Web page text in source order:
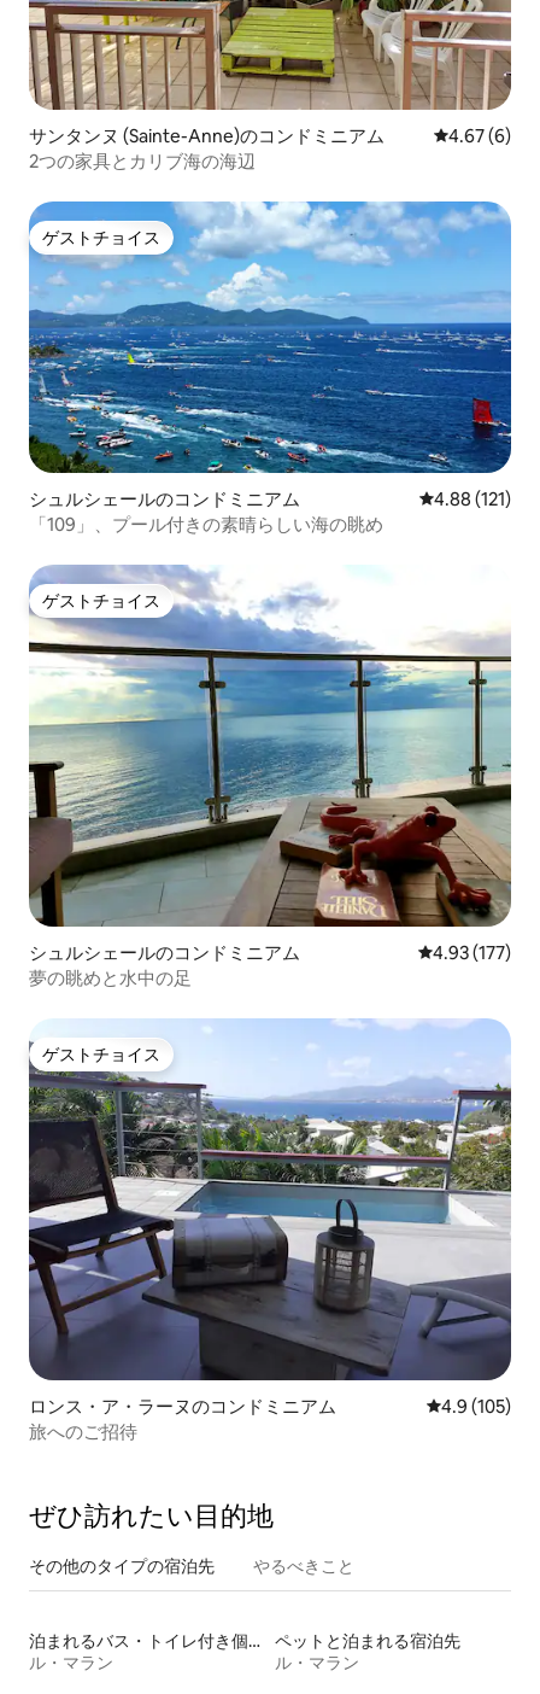
サンタンヌ (Sainte-Anne)のコンドミニアム レビュー6
4.67 (6)
2つの家具とカリブ海の海辺
ゲストチョイス
ゲストチョイス
シュルシェールのコンドミニアム レビュー121
4.88 (121)
「109」、プール付きの素晴らしい海の眺め
ゲストチョイス
ゲストチョイス
シュルシェールのコンドミニアム レビュー177
4.93 (177)
夢の眺めと水中の足
ゲストチョイス
ゲストチョイス
ロンス・ア・ラーヌのコンドミニアム レビュー105
4.9 (105)
旅へのご招待
ぜひ訪⁠れ⁠た⁠い目⁠的⁠地
その他のタ⁠イ⁠プ⁠の宿⁠泊⁠先 やるべきこと
泊まれるバス・トイレ付き個室
ル・マラン
ペットと泊まれる宿泊先
ル・マラン